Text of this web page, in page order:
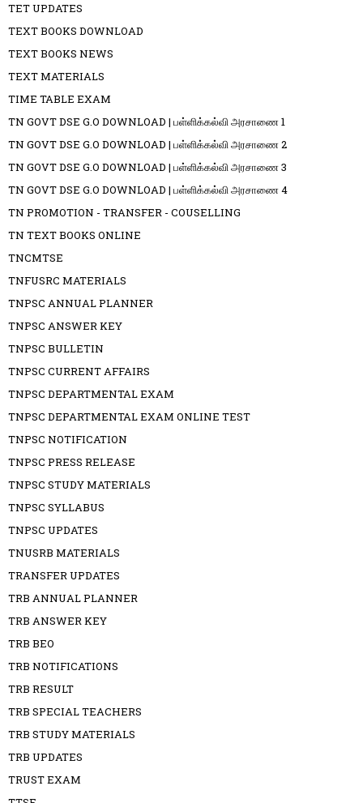
TET UPDATES
TEXT BOOKS DOWNLOAD
TEXT BOOKS NEWS
TEXT MATERIALS
TIME TABLE EXAM
TN GOVT DSE G.O DOWNLOAD | பள்ளிக்கல்வி அரசாணை 1
TN GOVT DSE G.O DOWNLOAD | பள்ளிக்கல்வி அரசாணை 2
TN GOVT DSE G.O DOWNLOAD | பள்ளிக்கல்வி அரசாணை 3
TN GOVT DSE G.O DOWNLOAD | பள்ளிக்கல்வி அரசாணை 4
TN PROMOTION - TRANSFER - COUSELLING
TN TEXT BOOKS ONLINE
TNCMTSE
TNFUSRC MATERIALS
TNPSC ANNUAL PLANNER
TNPSC ANSWER KEY
TNPSC BULLETIN
TNPSC CURRENT AFFAIRS
TNPSC DEPARTMENTAL EXAM
TNPSC DEPARTMENTAL EXAM ONLINE TEST
TNPSC NOTIFICATION
TNPSC PRESS RELEASE
TNPSC STUDY MATERIALS
TNPSC SYLLABUS
TNPSC UPDATES
TNUSRB MATERIALS
TRANSFER UPDATES
TRB ANNUAL PLANNER
TRB ANSWER KEY
TRB BEO
TRB NOTIFICATIONS
TRB RESULT
TRB SPECIAL TEACHERS
TRB STUDY MATERIALS
TRB UPDATES
TRUST EXAM